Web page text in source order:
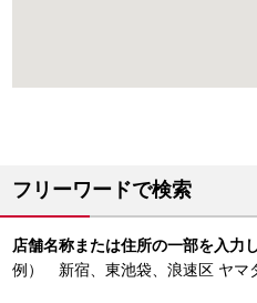
フリーワードで検索
店舗名称または住所の一部を入力
例） 新宿、東池袋、浪速区 ヤマ